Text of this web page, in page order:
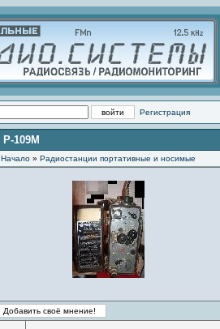
Регистрация
Р-109М
Начало » Радиостанции портативные и носимые